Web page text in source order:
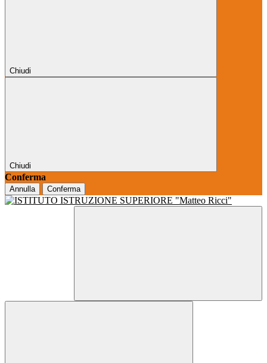
Chiudi
Chiudi
Conferma
Annulla Conferma